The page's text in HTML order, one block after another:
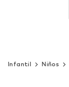
Infantil Niños